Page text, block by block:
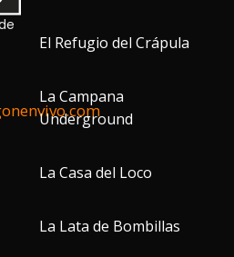
El Refugio del Crápula
La Campana
Underground
La Casa del Loco
La Lata de Bombillas